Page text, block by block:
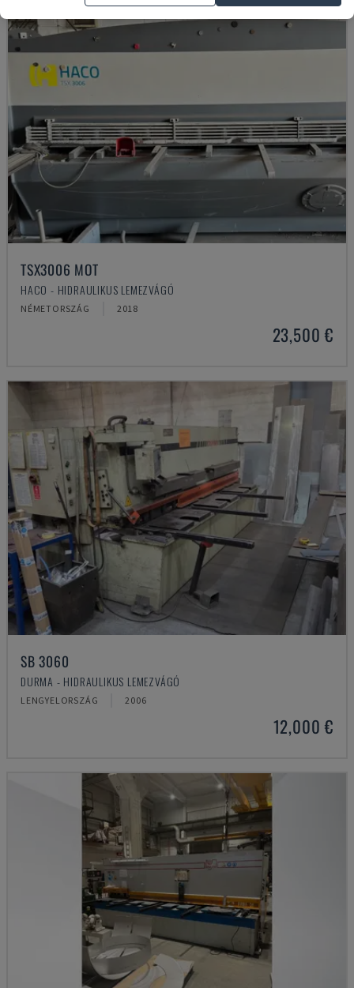
TSX3006 MOT
HACO - HIDRAULIKUS LEMEZVÁGÓ
NÉMETORSZÁG 2018
23,500 €
SB 3060
DURMA - HIDRAULIKUS LEMEZVÁGÓ
LENGYELORSZÁG 2006
12,000 €